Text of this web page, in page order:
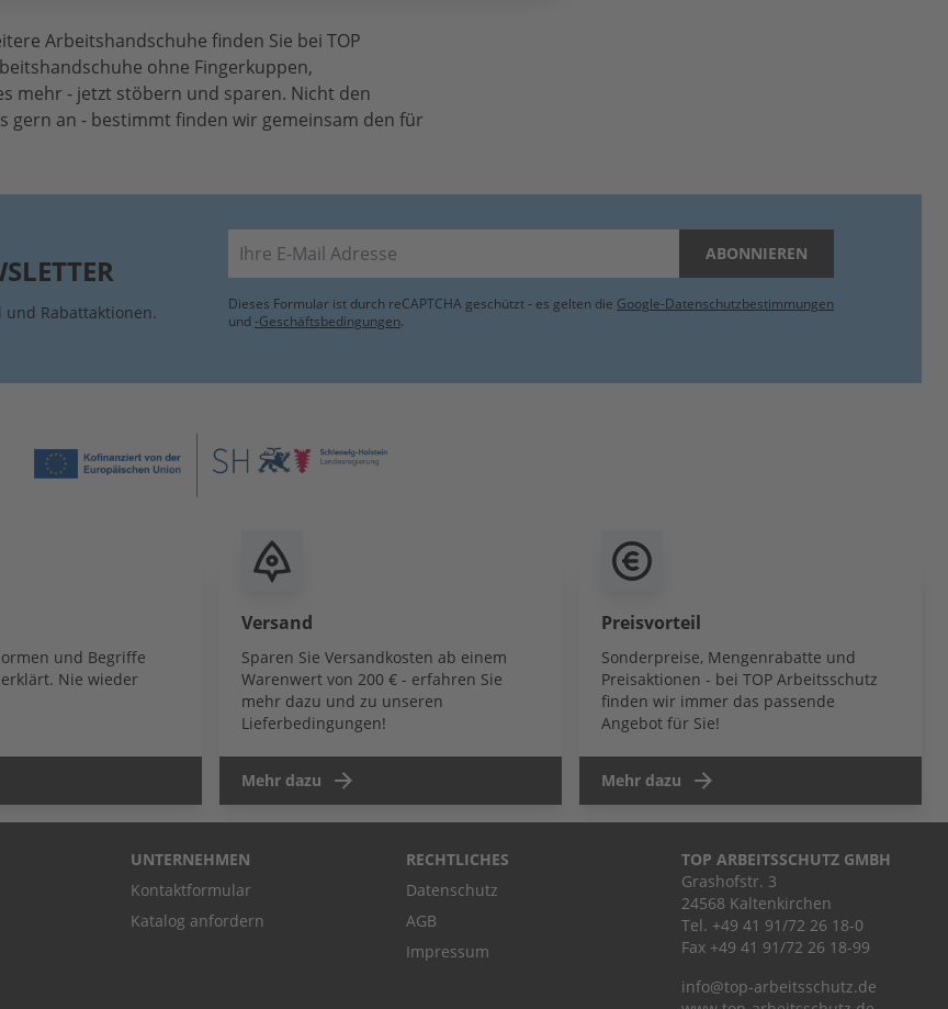
Arbeitshandschuhe finden Sie bei TOP
ohne Fingerkuppen,
mehr - jetzt stöbern und sparen. Nicht den
gern an - bestimmt finden wir gemeinsam den für
Rabattaktionen.
E-Mail ABONNIEREN
Dieses Formular ist durch reCAPTCHA geschützt - es gelten die Google-Datenschutzbestimmungen
und -Geschäftsbedingungen.
und Begriffe
Nie wieder
Versand
Sparen Sie Versandkosten ab einem
Warenwert von 200 € - erfahren Sie
mehr dazu und zu unseren
Lieferbedingungen!
Mehr dazu
Preisvorteil
Sonderpreise, Mengenrabatte und
Preisaktionen - bei TOP Arbeitsschutz
finden wir immer das passende
Angebot für Sie!
Mehr dazu
UNTERNEHMEN
Kontaktformular
Katalog anfordern
RECHTLICHES
Datenschutz
AGB
Impressum
TOP ARBEITSSCHUTZ GMBH
Grashofstr. 3
24568 Kaltenkirchen
Tel. +49 41 91/72 26 18-0
Fax +49 41 91/72 26 18-99
info@top-arbeitsschutz.de